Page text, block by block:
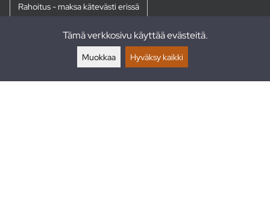
Rahoitus - maksa kätevästi erissä
Tämä verkkosivu käyttää evästeitä.
Muokkaa Hyväksy kaikki